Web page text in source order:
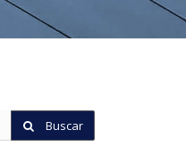
Buscar